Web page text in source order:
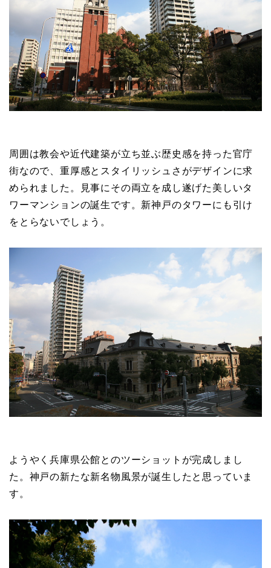
周囲は教会や近代建築が立ち並ぶ歴史感を持った官庁
街なので、重厚感とスタイリッシュさがデザインに求
められました。見事にその両立を成し遂げた美しいタ
ワーマンションの誕生です。新神戸のタワーにも引け
をとらないでしょう。
ようやく兵庫県公館とのツーショットが完成しまし
た。神戸の新たな新名物風景が誕生したと思っていま
す。